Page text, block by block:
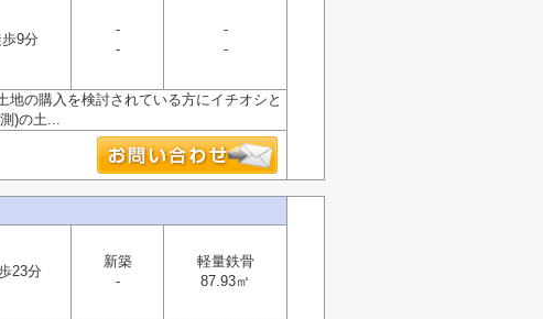
9分
-
-
-
-
の購入を検討されている方にイチオシと
)の土...
23分
新築
-
軽量鉄骨
87.93㎡